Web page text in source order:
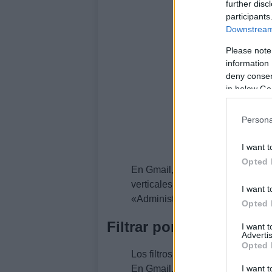
further
Please
information
deny
in below
I want
Opted
I want
Opted
I want
Opted
I want
En Gmail, abre un correo del
verticales y selecciona «Filtrar
«Administrar reglas y alertas» y
Filtrar por asunto y
Los filtros por asunto y
En Gmail, utiliza el operador